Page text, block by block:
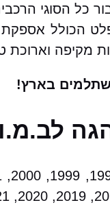
הכולל
מקיפה
בארץ!
5 מהתת